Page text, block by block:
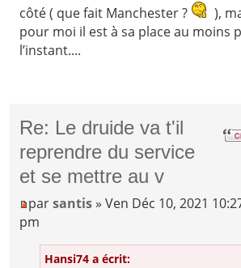
côté ( que fait Manchester ?
),
pour moi il est à sa place au moins
l’instant....
Re: Le druide va t'il
reprendre du service
et se mettre au v
parsantis » Ven Déc 10, 2021
pm
Hansi74 a écrit: